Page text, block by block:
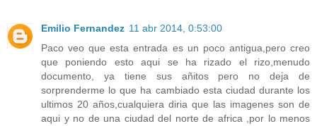
Emilio Fernandez 11 abr 2014, 0:53:00
Paco veo que esta entrada es un poco antigua,pero creo
que poniendo esto aqui se ha rizado el rizo,menudo
documento, ya tiene sus añitos pero no deja de
sorprenderme lo que ha cambiado esta ciudad durante los
ultimos 20 años,cualquiera diria que las imagenes son de
aqui y no de una ciudad del norte de africa ,por lo menos